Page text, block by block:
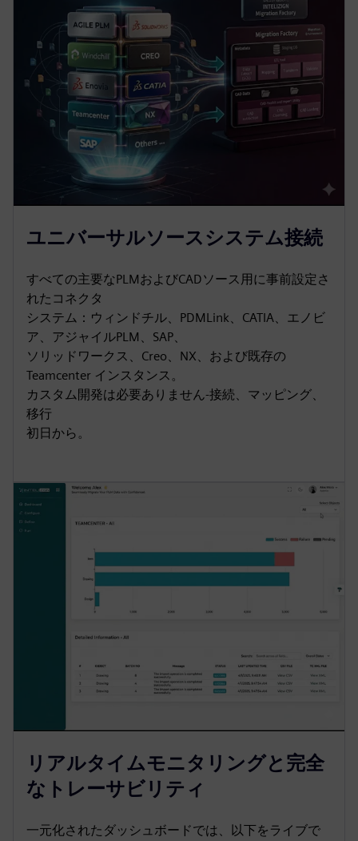
ユニバーサルソースシステム接続
すべての主要なPLMおよびCADソース用に事前設定さ
れたコネクタ
システム：ウィンドチル、PDMLink、CATIA、エノビ
ア、アジャイルPLM、SAP、
ソリッドワークス、Creo、NX、および既存の
Teamcenter インスタンス。
カスタム開発は必要ありません-接続、マッピング、
移行
初日から。
リアルタイムモニタリングと完全
なトレーサビリティ
一元化されたダッシュボードでは、以下をライブで